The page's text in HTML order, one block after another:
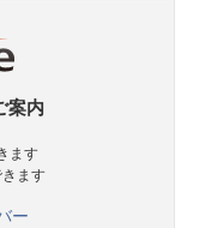
案内
ます
ます
ー